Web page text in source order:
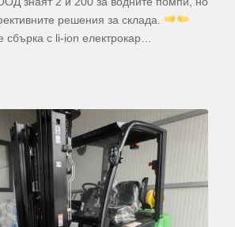
решения за склада.
сбърка с li-ion електрокар…